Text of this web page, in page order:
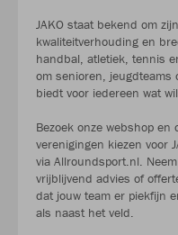
JAKO staat bekend om
kwaliteitverhouding en
handbal, atletiek, tennis
om senioren, jeugdteams
biedt voor iedereen wat
Bezoek onze webshop
verenigingen kiezen voor
via Allroundsport.nl.
vrijblijvend advies of
dat jouw team er piekfijn
als naast het veld.